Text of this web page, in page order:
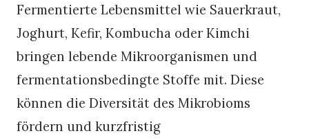
Fermentierte Lebensmittel wie Sauerkraut,
Joghurt, Kefir, Kombucha oder Kimchi
bringen lebende Mikroorganismen und
fermentationsbedingte Stoffe mit. Diese
können die Diversität des Mikrobioms
fördern und kurzfristig